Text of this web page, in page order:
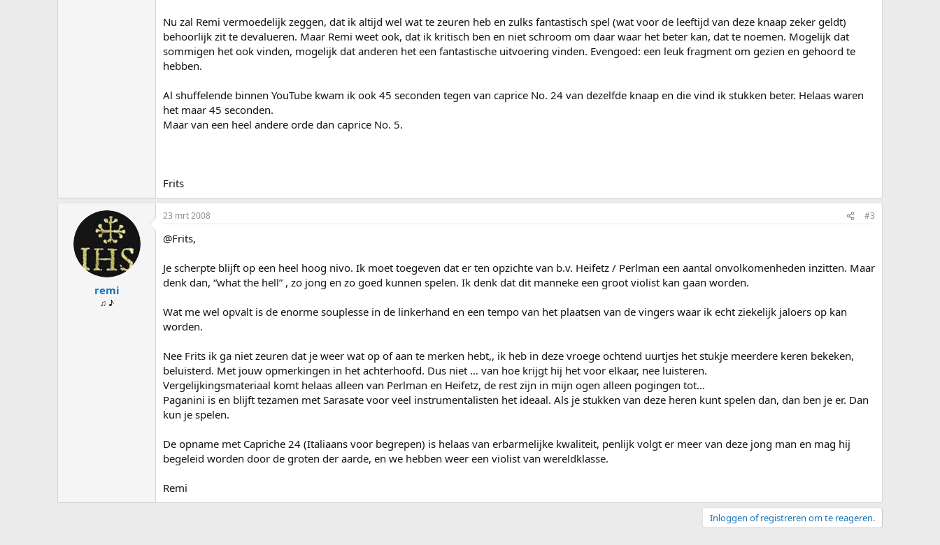
Nu zal Remi vermoedelijk zeggen, dat ik altijd wel wat te zeuren heb en zulks fantastisch spel (wat voor de leeftijd van deze knaap zeker geldt)
behoorlijk zit te devalueren. Maar Remi weet ook, dat ik kritisch ben en niet schroom om daar waar het beter kan, dat te noemen. Mogelijk dat
sommigen het ook vinden, mogelijk dat anderen het een fantastische uitvoering vinden. Evengoed: een leuk fragment om gezien en gehoord te
hebben.
Al shuffelende binnen YouTube kwam ik ook 45 seconden tegen van caprice No. 24 van dezelfde knaap en die vind ik stukken beter. Helaas waren
het maar 45 seconden.
Maar van een heel andere orde dan caprice No. 5.
Frits
remi
♫ ♪
23 mrt 2008 #3
@Frits,
Je scherpte blijft op een heel hoog nivo. Ik moet toegeven dat er ten opzichte van b.v. Heifetz / Perlman een aantal onvolkomenheden inzitten. Maar
denk dan, “what the hell” , zo jong en zo goed kunnen spelen. Ik denk dat dit manneke een groot violist kan gaan worden.
Wat me wel opvalt is de enorme souplesse in de linkerhand en een tempo van het plaatsen van de vingers waar ik echt ziekelijk jaloers op kan
worden.
Nee Frits ik ga niet zeuren dat je weer wat op of aan te merken hebt,, ik heb in deze vroege ochtend uurtjes het stukje meerdere keren bekeken,
beluisterd. Met jouw opmerkingen in het achterhoofd. Dus niet … van hoe krijgt hij het voor elkaar, nee luisteren.
Vergelijkingsmateriaal komt helaas alleen van Perlman en Heifetz, de rest zijn in mijn ogen alleen pogingen tot…
Paganini is en blijft tezamen met Sarasate voor veel instrumentalisten het ideaal. Als je stukken van deze heren kunt spelen dan, dan ben je er. Dan
kun je spelen.
De opname met Capriche 24 (Italiaans voor begrepen) is helaas van erbarmelijke kwaliteit, penlijk volgt er meer van deze jong man en mag hij
begeleid worden door de groten der aarde, en we hebben weer een violist van wereldklasse.
Remi
Inloggen of registreren om te reageren.